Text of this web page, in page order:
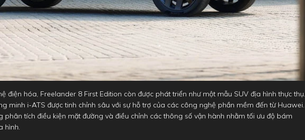
điện hóa, Freelander 8 First Edition còn được phát triển như một mẫu SUV địa hình thực thụ.
minh i-ATS được tinh chỉnh sâu với sự hỗ trợ của các công nghệ phần mềm đến từ Huawei.
phân tích điều kiện mặt đường và điều chỉnh các thông số vận hành nhằm tối ưu độ bám
hình.